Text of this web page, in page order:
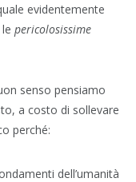
evidentemente
pericolosissime
senso pensiamo
a costo di sollevare
perché:
dell’umanità